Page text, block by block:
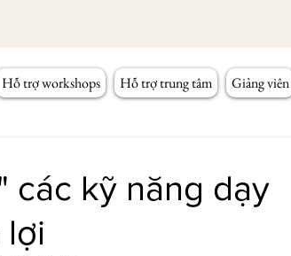
Hỗ trợ workshops Hỗ trợ trung tâm Giảng viên
giảng dạy
các kỹ năng dạy
lợi